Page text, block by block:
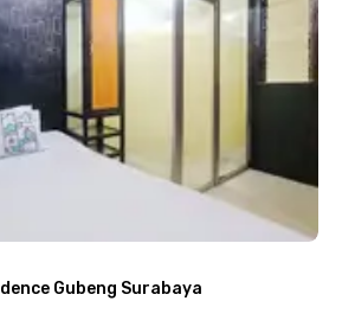
Gubeng Surabaya